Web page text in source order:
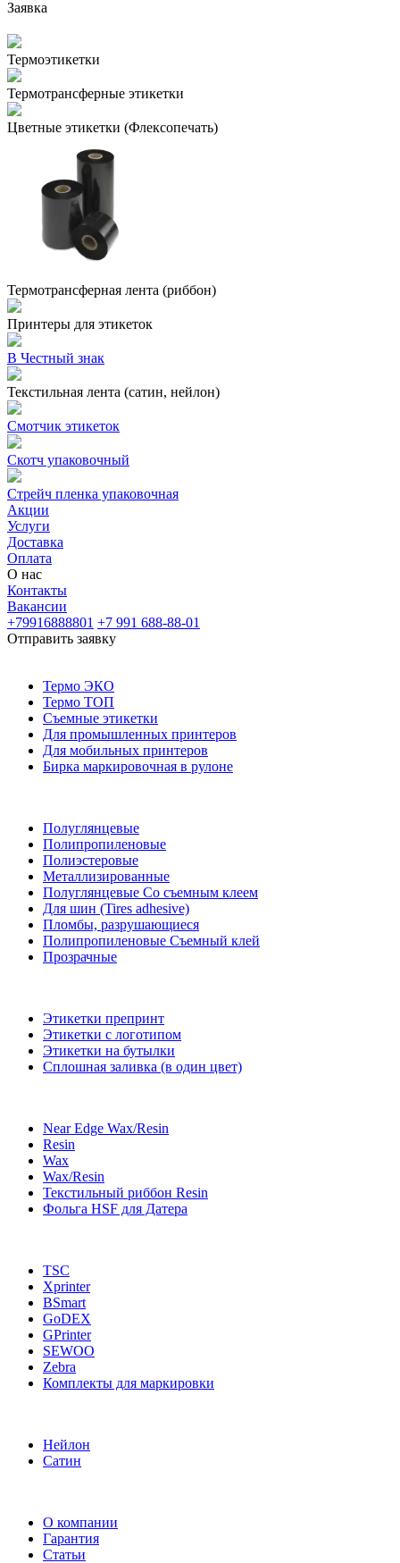
Заявка
Термоэтикетки
Термотрансферные этикетки
Цветные этикетки (Флексопечать)
Термотрансферная лента (риббон)
Принтеры для этикеток
В Честный знак
Текстильная лента (сатин, нейлон)
Смотчик этикеток
Скотч упаковочный
Стрейч пленка упаковочная
Акции
Услуги
Доставка
Оплата
О нас
Контакты
Вакансии
+79916888801 +7 991 688-88-01
Отправить заявку
Термо ЭКО
Термо ТОП
Съемные этикетки
Для промышленных принтеров
Для мобильных принтеров
Бирка маркировочная в рулоне
Полуглянцевые
Полипропиленовые
Полиэстеровые
Металлизированные
Полуглянцевые Со съемным клеем
Для шин (Tires adhesive)
Пломбы, разрушающиеся
Полипропиленовые Съемный клей
Прозрачные
Этикетки препринт
Этикетки с логотипом
Этикетки на бутылки
Сплошная заливка (в один цвет)
Near Edge Wax/Resin
Resin
Wax
Wax/Resin
Текстильный риббон Resin
Фольга HSF для Датера
TSC
Xprinter
BSmart
GoDEX
GPrinter
SEWOO
Zebra
Комплекты для маркировки
Нейлон
Сатин
О компании
Гарантия
Статьи